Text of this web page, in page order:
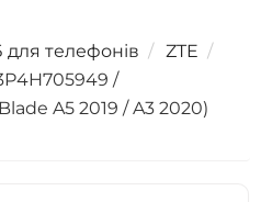
телефонів
ZTE
/
A5 2019 / A3 2020)